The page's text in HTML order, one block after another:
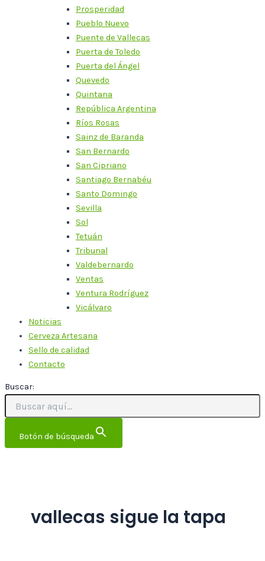
Prosperidad
Pueblo Nuevo
Puente de Vallecas
Puerta de Toledo
Puerta del Ángel
Quevedo
Quintana
República Argentina
Ríos Rosas
Sainz de Baranda
San Bernardo
San Cipriano
Santiago Bernabéu
Santo Domingo
Sevilla
Sol
Tetuán
Tribunal
Valdebernardo
Ventas
Ventura Rodríguez
Vicálvaro
Noticias
Cerveza Artesana
Sello de calidad
Contacto
Buscar:
Botón de búsqueda
vallecas sigue la tapa